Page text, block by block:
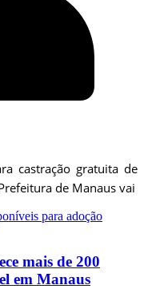
castração gratuita de
de Manaus vai
mais de 200
em Manaus